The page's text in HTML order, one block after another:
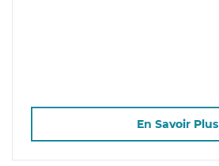
En Savoir Plus